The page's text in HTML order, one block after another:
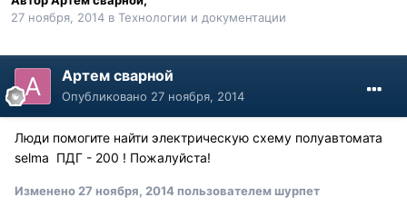
27 ноября, 2014 в Технологии и документации
Артем сварной
Опубликовано 27 ноября, 2014
Люди помогите найти электрическую схему полуавтомата
selma ПДГ - 200 ! Пожалуйста!
Изменено27 ноября, 2014пользователем шурпет